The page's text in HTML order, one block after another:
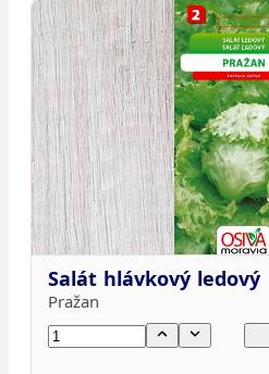
Salát hlávkový ledový
Pražan